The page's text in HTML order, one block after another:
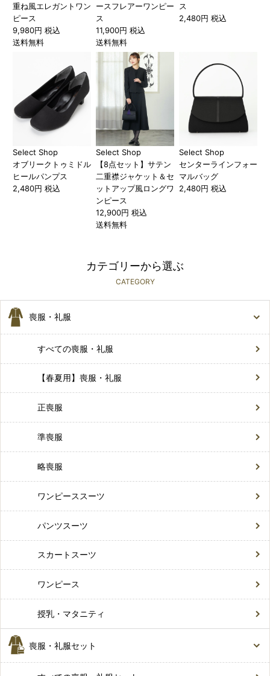
重ね風エレガントワン
ピース
9,980円 税込
送料無料
ースフレアーワンピー
ス
11,900円 税込
送料無料
ス
2,480円 税込
Select Shop
オブリークトゥミドル
ヒールパンプス
2,480円 税込
Select Shop
【8点セット】サテン
二重襟ジャケット＆セ
ットアップ風ロングワ
ンピース
12,900円 税込
送料無料
Select Shop
センターラインフォー
マルバッグ
2,480円 税込
カテゴリーから選ぶ
CATEGORY
喪服・礼服
すべての喪服・礼服
【春夏用】喪服・礼服
正喪服
準喪服
略喪服
ワンピーススーツ
パンツスーツ
スカートスーツ
ワンピース
授乳・マタニティ
喪服・礼服セット